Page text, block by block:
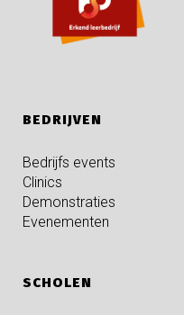
BEDRIJVEN
Bedrijfs events
Clinics
Demonstraties
Evenementen
SCHOLEN